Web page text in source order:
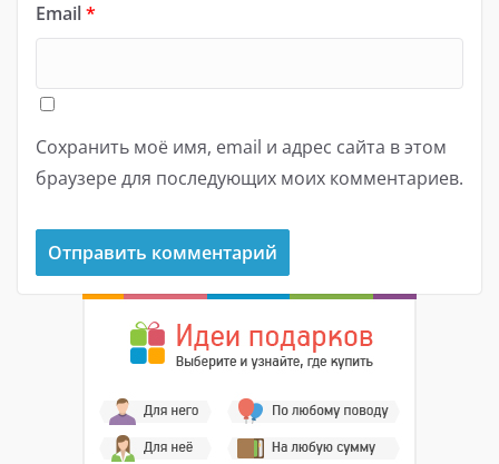
Email*
Сохранить моё имя, email и адрес сайта в этом
браузере для последующих моих комментариев.